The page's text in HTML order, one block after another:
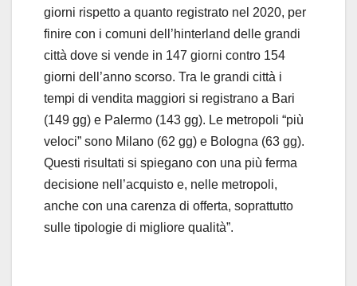
giorni rispetto a quanto registrato nel 2020, per
finire con i comuni dell’hinterland delle grandi
città dove si vende in 147 giorni contro 154
giorni dell’anno scorso. Tra le grandi città i
tempi di vendita maggiori si registrano a Bari
(149 gg) e Palermo (143 gg). Le metropoli “più
veloci” sono Milano (62 gg) e Bologna (63 gg).
Questi risultati si spiegano con una più ferma
decisione nell’acquisto e, nelle metropoli,
anche con una carenza di offerta, soprattutto
sulle tipologie di migliore qualità”.